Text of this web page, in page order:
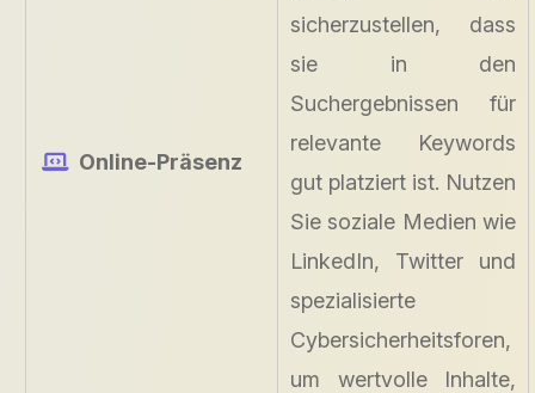
Online-Präsenz
sicherzustellen, dass
sie in den
Suchergebnissen für
relevante Keywords
gut platziert ist. Nutzen
Sie soziale Medien wie
LinkedIn, Twitter und
spezialisierte
Cybersicherheitsforen,
um wertvolle Inhalte,